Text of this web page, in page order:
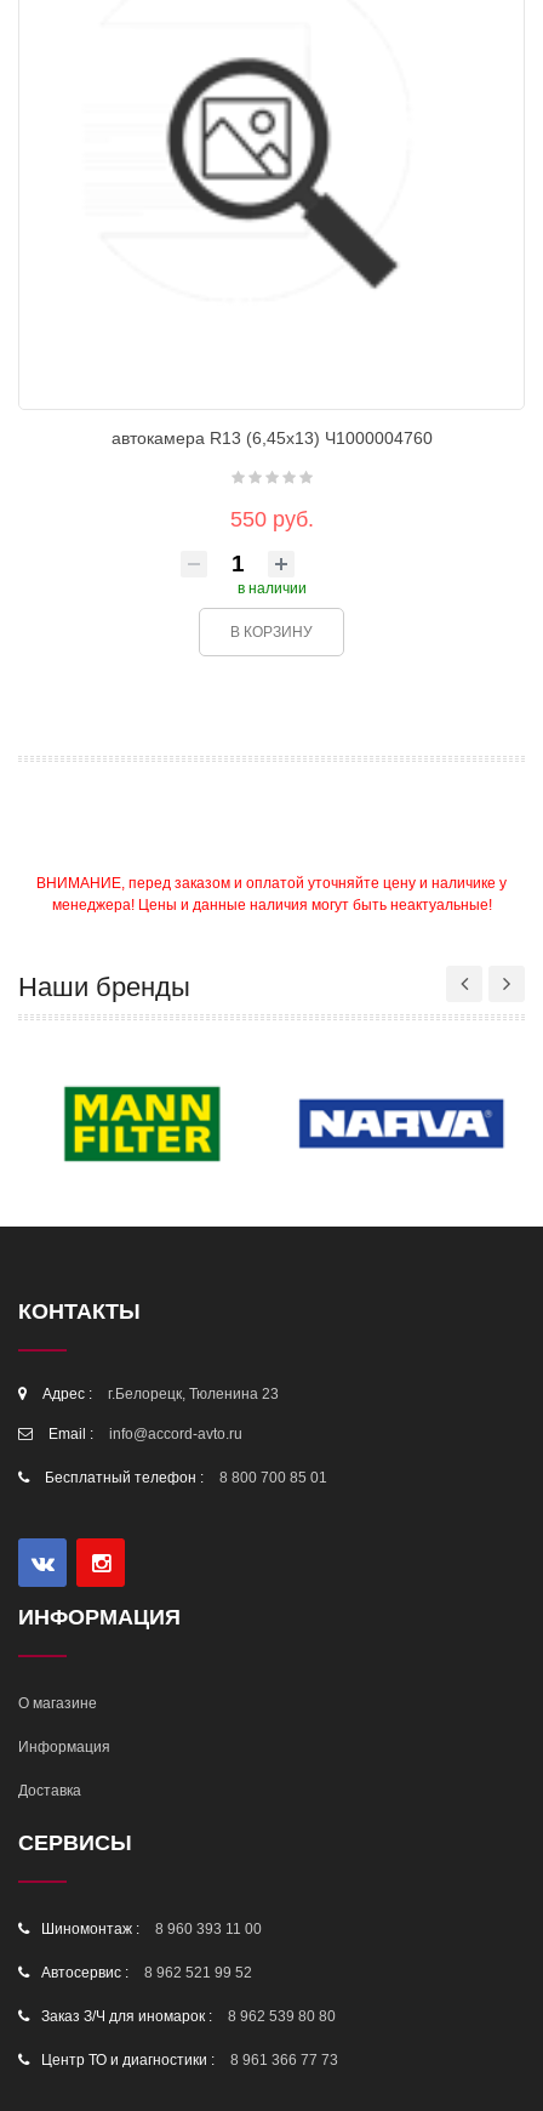
автокамера R13 (6,45х13) Ч1000004760
550 руб.
в наличии
В КОРЗИНУ
ВНИМАНИЕ, перед заказом и оплатой уточняйте цену и наличике у
менеджера! Цены и данные наличия могут быть неактуальные!
Наши бренды
КОНТАКТЫ
Адрес : г.Белорецк, Тюленина 23
Email : info@accord-avto.ru
Бесплатный телефон : 8 800 700 85 01
ИНФОРМАЦИЯ
О магазине
Информация
Доставка
СЕРВИСЫ
Шиномонтаж : 8 960 393 11 00
Автосервис : 8 962 521 99 52
Заказ З/Ч для иномарок : 8 962 539 80 80
Центр ТО и диагностики : 8 961 366 77 73